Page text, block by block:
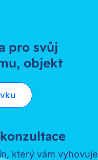
pro svůj
objekt
který vám vyhovuje